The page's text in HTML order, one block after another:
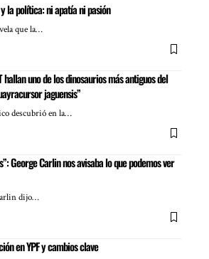
la política: ni apatía ni pasión
que la…
hallan uno de los dinosaurios más antiguos del
jaguensis”
descubrió en la…
George Carlin nos avisaba lo que podemos ver
dijo…
en YPF y cambios clave